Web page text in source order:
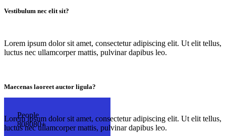
Vestibulum nec elit sit?
Lorem ipsum dolor sit amet, consectetur adipiscing elit. Ut elit tellus,
luctus nec ullamcorper mattis, pulvinar dapibus leo.
Maecenas laoreet auctor ligula?
Lorem ipsum dolor sit amet, consectetur adipiscing elit. Ut elit tellus,
luctus nec ullamcorper mattis, pulvinar dapibus leo.
People
808080+